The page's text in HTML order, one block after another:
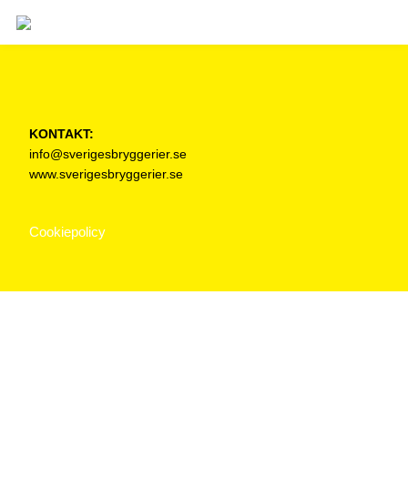
KONTAKT:
info@sverigesbryggerier.se
www.sverigesbryggerier.se
Cookiepolicy